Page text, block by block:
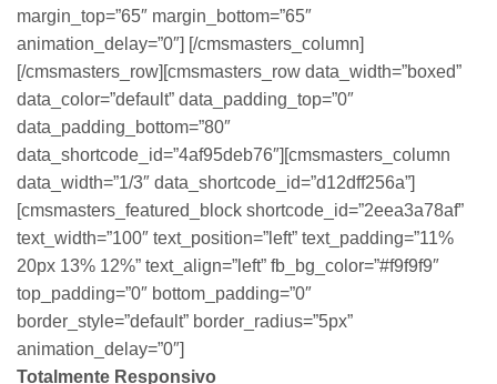
margin_top=”65″ margin_bottom=”65″
animation_delay=”0″] [/cmsmasters_column]
[/cmsmasters_row][cmsmasters_row data_width=”boxed”
data_color=”default” data_padding_top=”0″
data_padding_bottom=”80″
data_shortcode_id=”4af95deb76″][cmsmasters_column
data_width=”1/3″ data_shortcode_id=”d12dff256a”]
[cmsmasters_featured_block shortcode_id=”2eea3a78af”
text_width=”100″ text_position=”left” text_padding=”11%
20px 13% 12%” text_align=”left” fb_bg_color=”#f9f9f9″
top_padding=”0″ bottom_padding=”0″
border_style=”default” border_radius=”5px”
animation_delay=”0″]
Totalmente Responsivo